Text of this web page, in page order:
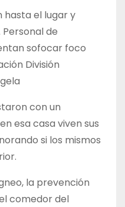
hasta el lugar y
de
sofocar foco
División
con un
esa casa viven sus
si los mismos
la prevención
comedor del